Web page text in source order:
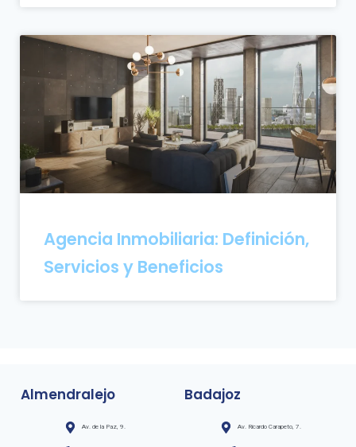
Agencia Inmobiliaria: Definición,
Servicios y Beneficios
Almendralejo
Av. de la Paz, 9.
Badajoz
Av. Ricardo Carapeto, 7.